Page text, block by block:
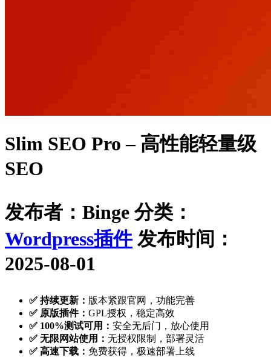
Slim SEO Pro – 高性能轻量级
SEO
发布者：Binge 分类：
Wordpress插件 发布时间：
2025-08-01
✅ 持续更新： 版本紧跟官网，功能完善
✅ 原版插件： GPL授权，稳定高效
✅ 100%测试可用： 安全无后门，放心使用
✅ 无限网站使用： 无授权限制，部署灵活
✅ 高速下载： 免费获得，极速部署上线